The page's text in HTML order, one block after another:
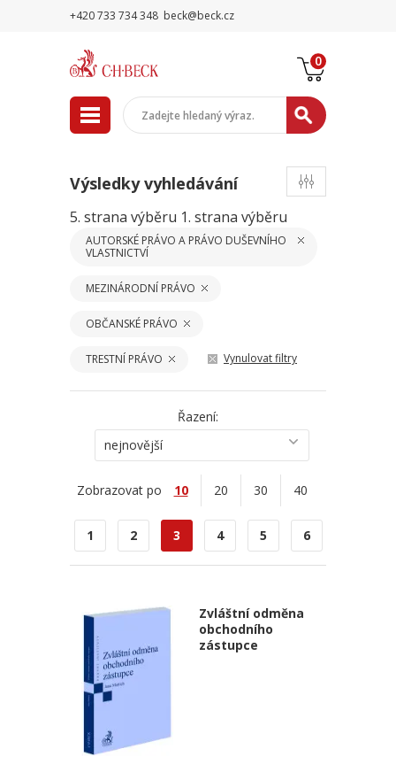
+420 733 734 348 beck@beck.cz
0
Výsledky vyhledávání
5. strana výběru 1. strana výběru
AUTORSKÉ PRÁVO A PRÁVO DUŠEVNÍHO
VLASTNICTVÍ
MEZINÁRODNÍ PRÁVO
OBČANSKÉ PRÁVO
TRESTNÍ PRÁVO Vynulovat filtry
Řazení:
nejnovější
Zobrazovat po 10 20 30 40
1 2 3 4 5 6
Zvláštní odměna
obchodního
zástupce